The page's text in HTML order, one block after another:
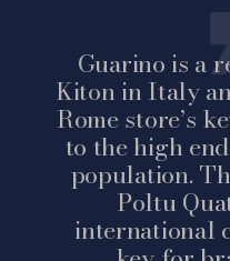
Guarino is a
Kiton in Italy
Rome store’s
to the high
population.
Poltu
international